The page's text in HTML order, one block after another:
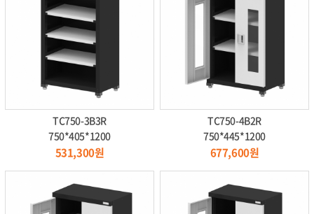
TC750-3B3R
750*405*1200
531,300원
TC750-4B2R
750*445*1200
677,600원